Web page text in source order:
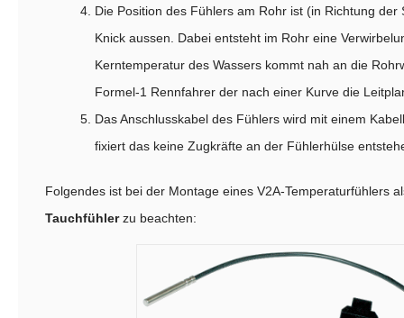
Die Position des Fühlers am Rohr ist (in Richtung der
Knick aussen. Dabei entsteht im Rohr eine
Kerntemperatur des Wassers kommt nah an die
Formel-1 Rennfahrer der nach einer Kurve die
Das Anschlusskabel des Fühlers wird mit einem
fixiert das keine Zugkräfte an der Fühlerhülse
Folgendes ist bei der Montage eines V2A-Temperaturfühlers
Tauchfühlerzu beachten: